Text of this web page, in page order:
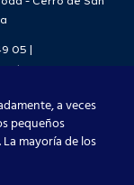
05 |
a veces
pequeños
mayoría de los